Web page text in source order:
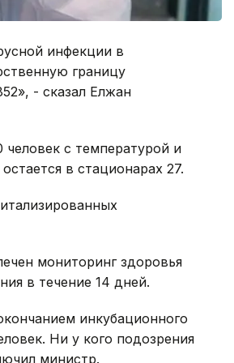
инфекции в
границу
- сказал Елжан
с температурой и
в стационарах 27.
мониторинг здоровья
в течение 14 дней.
инкубационного
Ни у кого подозрения
министр.